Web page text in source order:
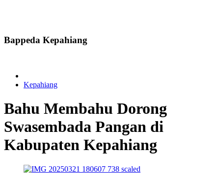
Bappeda Kepahiang
Kepahiang
Bahu Membahu Dorong
Swasembada Pangan di
Kabupaten Kepahiang